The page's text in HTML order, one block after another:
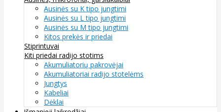
Ausinės su K tipo jungtimi
Ausinės su L tipo jungtimi
Ausinės su M tipo jungtimi
Kitos prekės ir priedai
Stiprintuvai
Kiti priedai radijo stotims
Akumuliatorių pakrovėjai
Akumuliatoriai radijo stotelėms
Jungtys
Kabeliai
Dėklai